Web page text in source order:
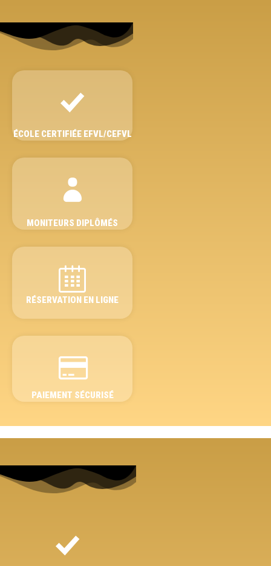
ÉCOLE CERTIFIÉE EFVL/CEFVL
MONITEURS DIPLÔMÉS
RÉSERVATION EN LIGNE
PAIEMENT SÉCURISÉ